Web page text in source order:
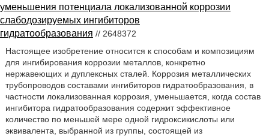
уменьшения потенциала локализованной коррозии
слабодозируемых ингибиторов
гидратообразования // 2648372
Настоящее изобретение относится к способам и композициям
для ингибирования коррозии металлов, конкретно
нержавеющих и дуплексных сталей. Коррозия металлических
трубопроводов составами ингибиторов гидратообразования, в
частности локализованная коррозия, уменьшается, когда состав
ингибитора гидратообразования содержит эффективное
количество по меньшей мере одной гидроксикислоты или
эквивалента, выбранной из группы, состоящей из